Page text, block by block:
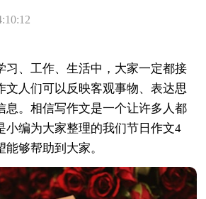
、工作、生活中，大家一定都接
文人们可以反映客观事物、表达思
息。相信写作文是一个让许多人都
小编为大家整理的我们节日作文4
够帮助到大家。